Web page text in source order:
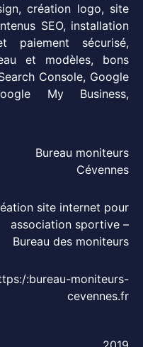
création logo, site
SEO, installation
paiement sécurisé,
et modèles, bons
Console, Google
My Business,
Bureau moniteurs
Cévennes
site internet pour
association sportive –
Bureau des moniteurs
:bureau-moniteurs-
cevennes.fr